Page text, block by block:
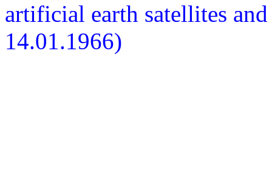
artificial earth satellites
14.01.1966)